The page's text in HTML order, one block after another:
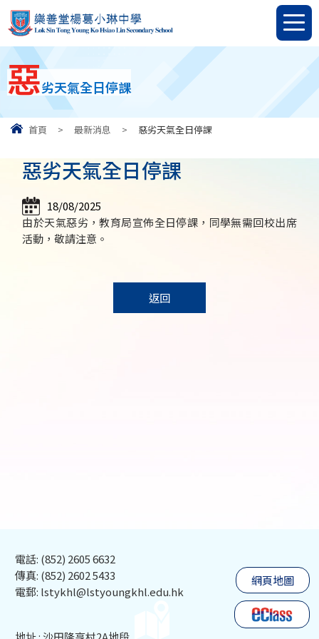
惡劣天氣全日停課
首頁 > 最新消息 > 惡劣天氣全日停課
惡劣天氣全日停課
18/08/2025
由於天氣惡劣，教育局宣佈全日停課，同學無需回校出席
活動，敬請注意。
返回
電話: (852) 2605 6632
傳真: (852) 2602 5433
電郵: lstykhl@lstyoungkhl.edu.hk
網頁地圖